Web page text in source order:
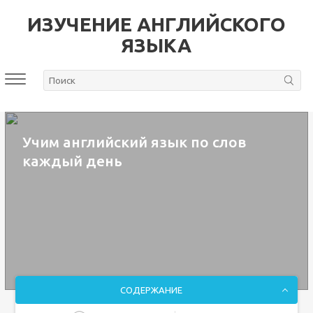
ИЗУЧЕНИЕ АНГЛИЙСКОГО
ЯЗЫКА
Учим английский язык по слов
каждый день
СОДЕРЖАНИЕ